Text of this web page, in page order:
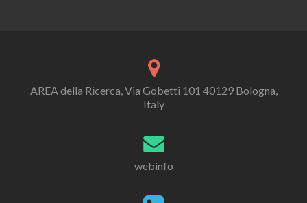
AREA della Ricerca, Via Gobetti 101 40129 Bologna,
Italy
webinfo